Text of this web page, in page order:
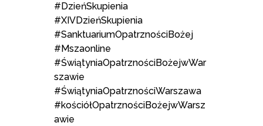
#DzieńSkupienia
#XIVDzieńSkupienia
#SanktuariumOpatrznościBożej
#Mszaonline
#ŚwiątyniaOpatrznościBożejwWar
szawie
#ŚwiątyniaOpatrznościWarszawa
#kościółOpatrznościBożejwWarsz
awie